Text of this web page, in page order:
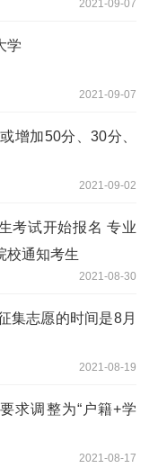
2021-09-07
学
2021-09-07
增加50分、30分、
2021-09-02
考试开始报名 专业
校通知考生
2021-08-30
集志愿的时间是8月
2021-08-19
求调整为“户籍+学
2021-08-17